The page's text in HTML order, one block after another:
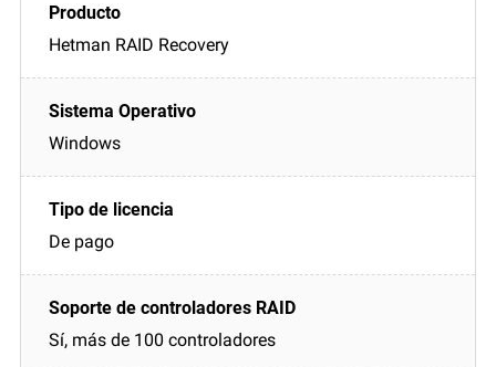
Hetman RAID Recovery
Windows
De pago
Sí, más de 100 controladores